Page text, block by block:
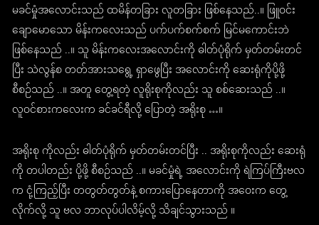
မခင်မှုံအလောင်းသည် ထမိန်တခြား လူတခြား ဖြစ်နေသည်..။ ဖြူဝင်း
ချောမောသော မိန်းကလေးသည် ပက်ပက်စက်စက် မြင်မကောင်းဘဲ
ဖြစ်နေသည် ..။ သူ မိန်းကလေးအလောင်းကို ဓါတ်ပုံရိုက် မှတ်တမ်းတင်
ပြီး သဲလွန်စ တတ်အားသရွေ့ ရှာဖွေပြီး အလောင်းကို ဆေးရုံကိုပို့ဖို့
စီစဉ်သည် ..။ အတူ တွေ့ရတဲ့ လူရိုးစုကိုလည်း သူ စစ်ဆေးသည် ..။
လူဝင်စားကလေးက ခင်ခင်ရီလို့ ပြောတဲ့ အရိုးစု …။
အရိုးစု ကိုလည်း ဓါတ်ပုံရိုက် မှတ်တမ်းတင်ပြီး .. အရိုးစုကိုလည်း ဆေးရုံ
ကို တပါတည်း ပို့ဖို့ စီစဉ်သည် ..။ မခင်မှုံရဲ့ အလောင်းကို ရဲကြပ်ကြီးဗလ
က ငုံ့ကြည့်ပြီး တတွတ်တွတ်နဲ့ စကားပြောနေတာကို အဝေးက တွေ့
လိုက်လို့ သူ ဗလ ဘာလုပ်ပါလိမ့်လို့ သိချင်သွားသည် ။